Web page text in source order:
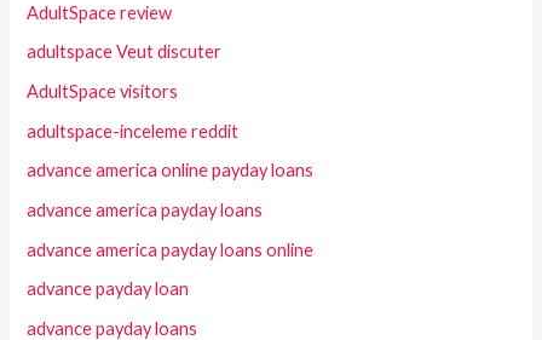
AdultSpace review
adultspace Veut discuter
AdultSpace visitors
adultspace-inceleme reddit
advance america online payday loans
advance america payday loans
advance america payday loans online
advance payday loan
advance payday loans